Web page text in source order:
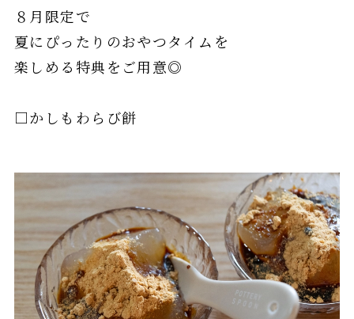
８月限定で
夏にぴったりのおやつタイムを
楽しめる特典をご用意◎
□かしもわらび餅